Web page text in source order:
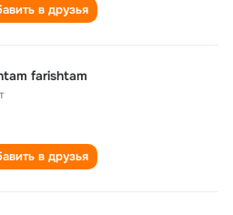
в друзья
farishtam
в друзья